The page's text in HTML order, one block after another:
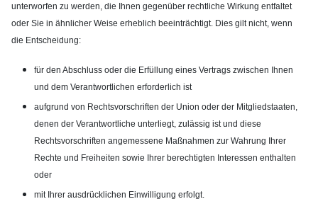
unterworfen zu werden, die Ihnen gegenüber rechtliche Wirkung entfaltet
oder Sie in ähnlicher Weise erheblich beeinträchtigt. Dies gilt nicht, wenn
die Entscheidung:
für den Abschluss oder die Erfüllung eines Vertrags zwischen Ihnen
und dem Verantwortlichen erforderlich ist
aufgrund von Rechtsvorschriften der Union oder der Mitgliedstaaten,
denen der Verantwortliche unterliegt, zulässig ist und diese
Rechtsvorschriften angemessene Maßnahmen zur Wahrung Ihrer
Rechte und Freiheiten sowie Ihrer berechtigten Interessen enthalten
oder
mit Ihrer ausdrücklichen Einwilligung erfolgt.